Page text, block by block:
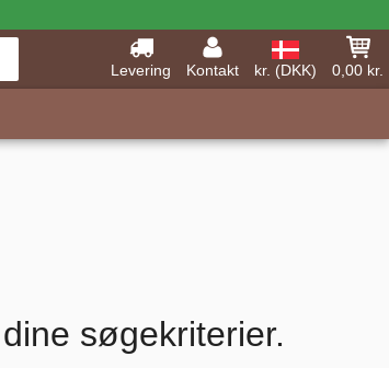
Levering Kontakt kr. (DKK)
0,00 kr.
søgekriterier.